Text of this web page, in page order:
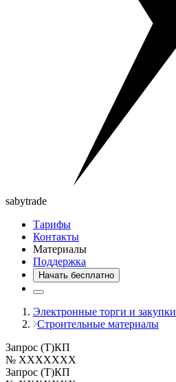
sabytrade
Тарифы
Контакты
Материалы
Поддержка
Начать бесплатно
Электронные торги и закупки
Строительные материалы
Запрос (Т)КП
№ XXXXXXX
Запрос (Т)КП